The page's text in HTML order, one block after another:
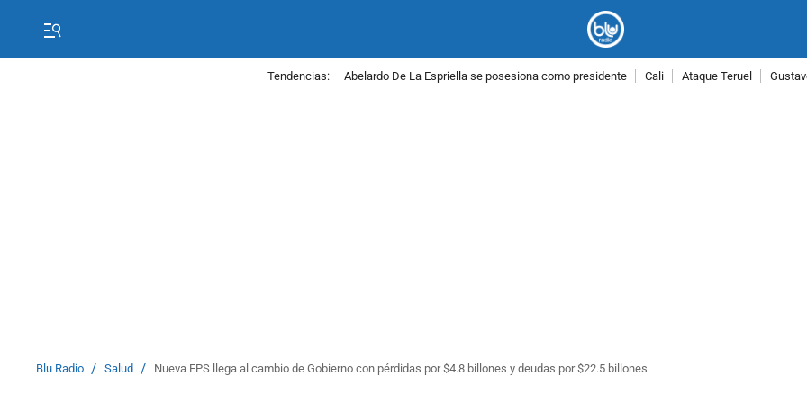
Tendencias: Abelardo De La Espriella se posesiona como presidente Cali Ataque Teruel
Blu Radio / Salud / Nueva EPS llega al cambio de Gobierno con pérdidas por $4.8 billones y deudas por $22.5 billones